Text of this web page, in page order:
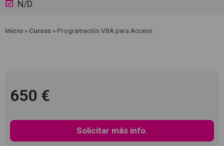
N/D
Inicio » Cursos » Programación VBA para Access
650 €
Solicitar más info.